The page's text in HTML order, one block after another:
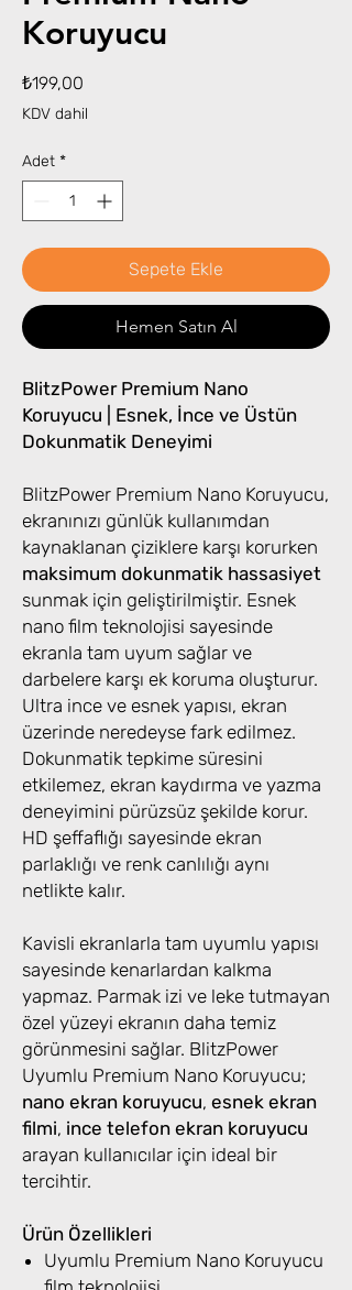
Koruyucu
₺199,00
KDV dahil
Adet *
Sepete Ekle
Hemen Satın Al
BlitzPower Premium Nano
Koruyucu | Esnek, İnce ve Üstün
Dokunmatik Deneyimi
BlitzPower Premium Nano Koruyucu,
ekranınızı günlük kullanımdan
kaynaklanan çiziklere karşı korurken
maksimum dokunmatik hassasiyet
sunmak için geliştirilmiştir. Esnek
nano film teknolojisi sayesinde
ekranla tam uyum sağlar ve
darbelere karşı ek koruma oluşturur.
Ultra ince ve esnek yapısı, ekran
üzerinde neredeyse fark edilmez.
Dokunmatik tepkime süresini
etkilemez, ekran kaydırma ve yazma
deneyimini pürüzsüz şekilde korur.
HD şeffaflığı sayesinde ekran
parlaklığı ve renk canlılığı aynı
netlikte kalır.
Kavisli ekranlarla tam uyumlu yapısı
sayesinde kenarlardan kalkma
yapmaz. Parmak izi ve leke tutmayan
özel yüzeyi ekranın daha temiz
görünmesini sağlar. BlitzPower
Uyumlu Premium Nano Koruyucu;
nano ekran koruyucu, esnek ekran
filmi, ince telefon ekran koruyucu
arayan kullanıcılar için ideal bir
tercihtir.
Ürün Özellikleri
Uyumlu Premium Nano Koruyucu